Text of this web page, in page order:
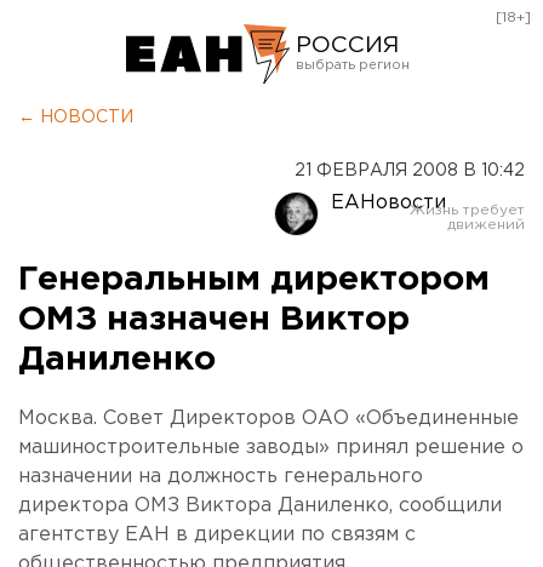
РОССИЯ
Оренбург
[18+]
← НОВОСТИ
21 ФЕВРАЛЯ 2008 В 10:42
ЕАНовости
Генеральным директором
ОМЗ назначен Виктор
Даниленко
Москва. Совет Директоров ОАО «Объединенные
машиностроительные заводы» принял решение о
назначении на должность генерального
директора ОМЗ Виктора Даниленко, сообщили
агентству ЕАН в дирекции по связям с